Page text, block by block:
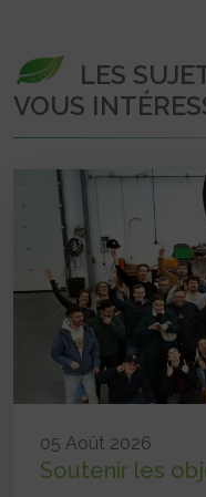
LES
VOUS
05 Août 2026
Soutenir les